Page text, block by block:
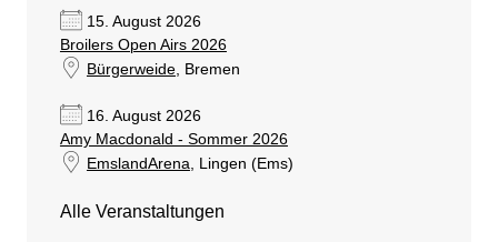
15. August 2026
Broilers Open Airs 2026
Bürgerweide, Bremen
16. August 2026
Amy Macdonald - Sommer 2026
EmslandArena , Lingen (Ems)
Alle Veranstaltungen